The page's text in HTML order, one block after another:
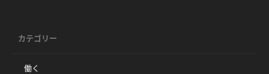
カテゴリー
働く